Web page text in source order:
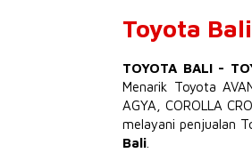
Toyota
TOYOTA BALI -
Menarik Toyota
AGYA ,COROLLA
melayani penjualan
Bali